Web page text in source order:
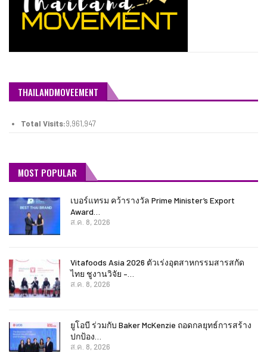
THAILANDMOVEEMENT
Total Visits:9,961,947
MOST POPULAR
เบอร์แทรม คว้ารางวัล Prime Minister’s Export
Award…
ส.ค. 8, 2026
Vitafoods Asia 2026 ตัวเร่งอุตสาหกรรมสารสกัด
ไทย ชูงานวิจัย –…
ส.ค. 8, 2026
ยูโอบี ร่วมกับ Baker McKenzie ถอดกลยุทธ์การสร้าง
ปกป้อง…
ส.ค. 8, 2026